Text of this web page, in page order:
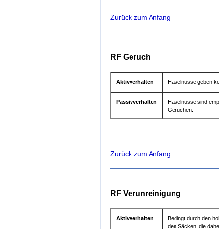
Zurück zum Anfang
RF Geruch
Aktivverhalten Haselnüsse geben
Passivverhalten
Haselnüsse sind
Gerüchen.
Zurück zum Anfang
RF Verunreinigung
Aktivverhalten
Bedingt durch den
den Säcken, die